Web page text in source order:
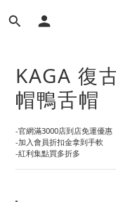
KAGA 復
帽鴨舌帽
-官網滿3000店到店免運優惠
-加入會員折扣金拿到手軟
-紅利集點買多折多